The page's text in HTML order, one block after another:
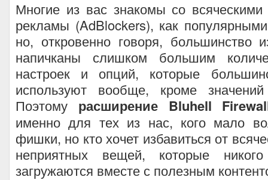
Многие из вас знакомы со
рекламы (AdBlockers), как
но, откровенно говоря, большинство
напичканы слишком большим
настроек и опций, которые
используют вообще, кроме
Поэтому расширение Bluhell
именно для тех из нас, кого мало
фишки, но кто хочет избавиться от
неприятных вещей, которые
загружаются вместе с полезным